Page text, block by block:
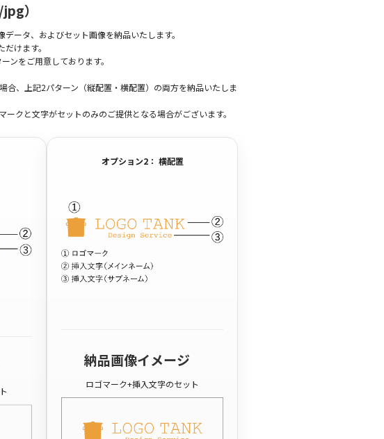
）
ータ、およびセット画像を納品いたします。
けます。
ンをご用意しております。
合、上記2パターン（縦配置・横配置）の両方を納品いたしま
クと文字がセットのみのご提供となる場合がございます。
オプション2： 横配置
納品画像イメージ
ロゴマーク+挿入文字のセット